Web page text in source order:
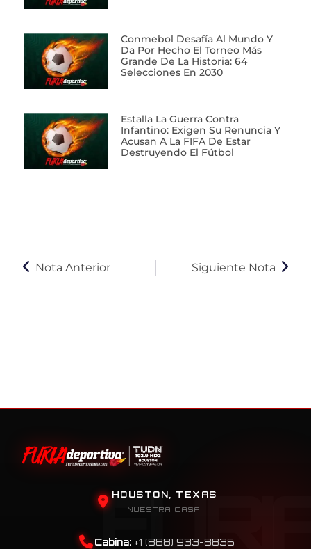
Conmebol Desafía Al Mundo Y
Da Por Hecho El Torneo Más
Grande De La Historia: 64
Selecciones En 2030
Estalla La Guerra Contra
Infantino: Exigen Su Renuncia Y
Acusan A La FIFA De Estar
Destruyendo El Fútbol
Nota Anterior Siguiente Nota
HOUSTON, TEXAS
NUESTRA CASA
Cabina: +1 (888) 933-8836